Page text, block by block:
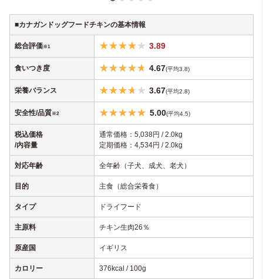
■カナガンドッグフードチキンの基本情報
総合評価※1 3.89
食いつき度 4.67(平均3.8)
栄養バランス 3.67(平均2.8)
安全性/品質※2 5.00(平均4.5)
税込価格
/内容量
通常価格：5,038円 / 2.0kg
定期価格：4,534円 / 2.0kg
対応年齢 全年齢（子犬、成犬、老犬）
目的 主食（総合栄養食）
タイプ ドライフード
主原料 チキン生肉26％
原産国 イギリス
カロリー 376kcal / 100g